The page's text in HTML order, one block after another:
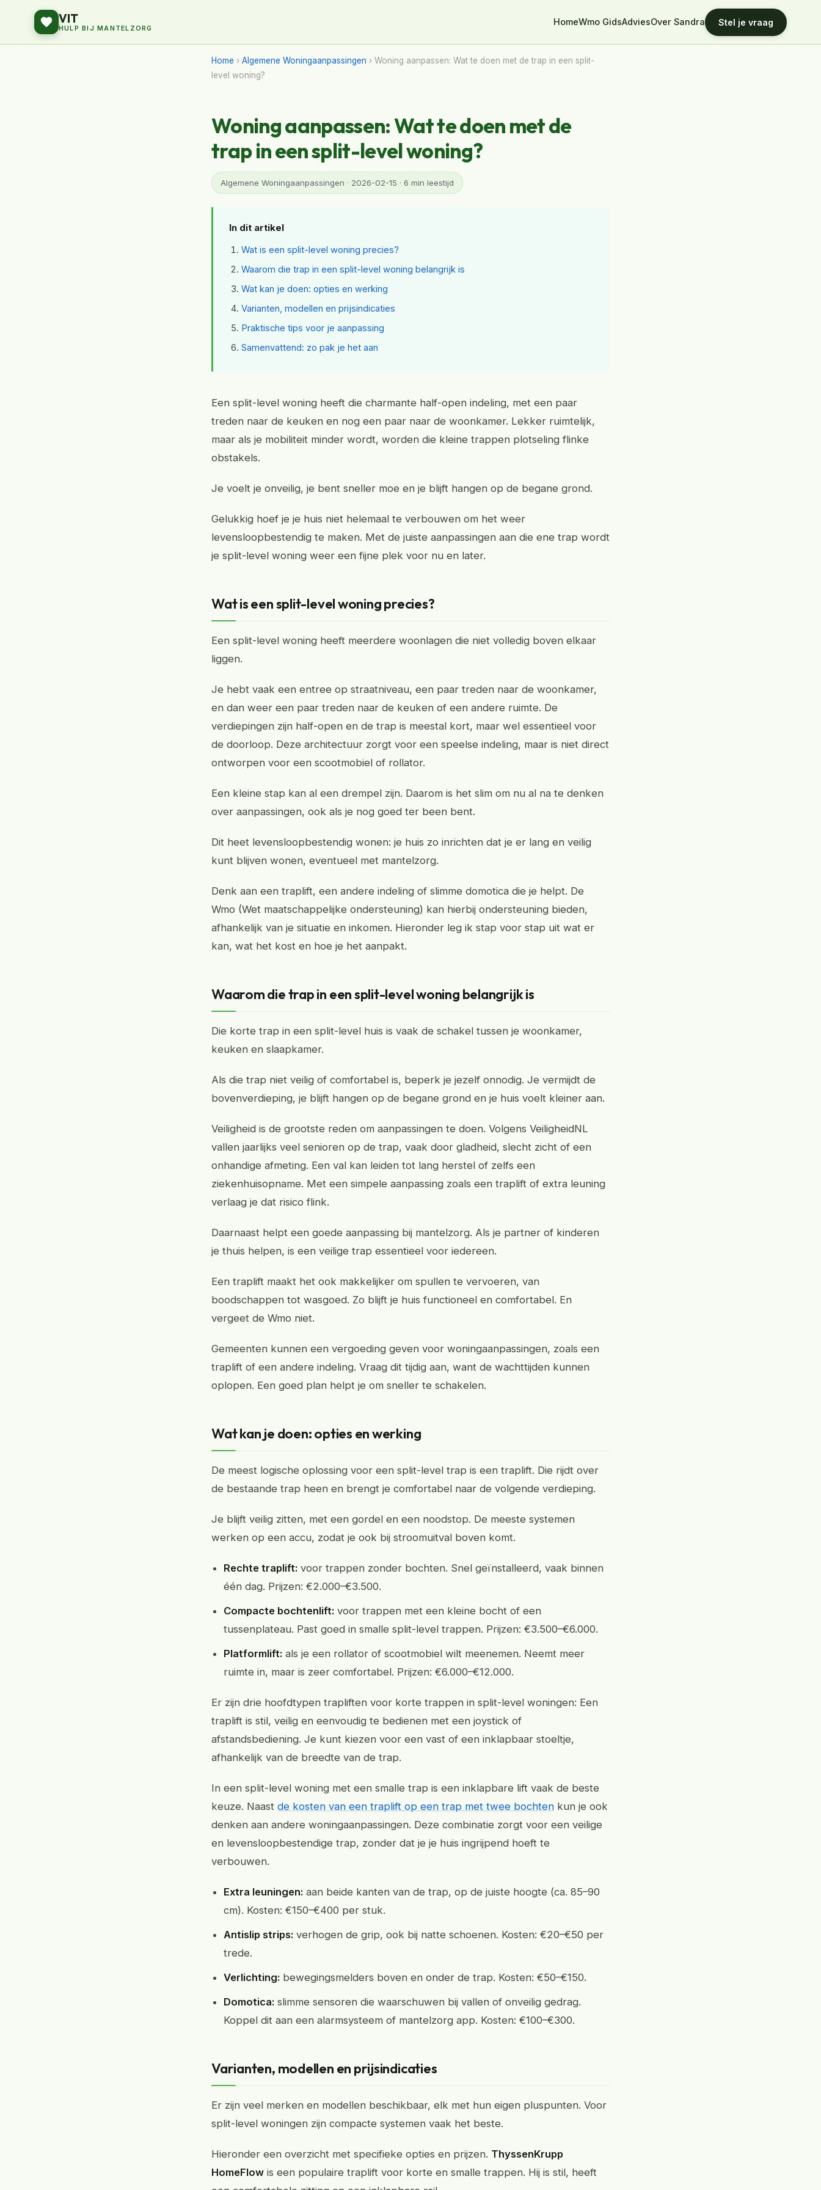
VIT
HULP BIJ MANTELZORG
HomeWmo GidsAdviesOver Sandra Stel je vraag
Home › Algemene Woningaanpassingen › Woning aanpassen: Wat te doen met de trap in een split-
level woning?
Woning aanpassen: Wat te doen met de
trap in een split-level woning?
Algemene Woningaanpassingen · 2026-02-15 · 6 min leestijd
In dit artikel
Wat is een split-level woning precies?
Waarom die trap in een split-level woning belangrijk is
Wat kan je doen: opties en werking
Varianten, modellen en prijsindicaties
Praktische tips voor je aanpassing
Samenvattend: zo pak je het aan
Een split-level woning heeft die charmante half-open indeling, met een paar
treden naar de keuken en nog een paar naar de woonkamer. Lekker ruimtelijk,
maar als je mobiliteit minder wordt, worden die kleine trappen plotseling flinke
obstakels.
Je voelt je onveilig, je bent sneller moe en je blijft hangen op de begane grond.
Gelukkig hoef je je huis niet helemaal te verbouwen om het weer
levensloopbestendig te maken. Met de juiste aanpassingen aan die ene trap wordt
je split-level woning weer een fijne plek voor nu en later.
Wat is een split-level woning precies?
Een split-level woning heeft meerdere woonlagen die niet volledig boven elkaar
liggen.
Je hebt vaak een entree op straatniveau, een paar treden naar de woonkamer,
en dan weer een paar treden naar de keuken of een andere ruimte. De
verdiepingen zijn half-open en de trap is meestal kort, maar wel essentieel voor
de doorloop. Deze architectuur zorgt voor een speelse indeling, maar is niet direct
ontworpen voor een scootmobiel of rollator.
Een kleine stap kan al een drempel zijn. Daarom is het slim om nu al na te denken
over aanpassingen, ook als je nog goed ter been bent.
Dit heet levensloopbestendig wonen: je huis zo inrichten dat je er lang en veilig
kunt blijven wonen, eventueel met mantelzorg.
Denk aan een traplift, een andere indeling of slimme domotica die je helpt. De
Wmo (Wet maatschappelijke ondersteuning) kan hierbij ondersteuning bieden,
afhankelijk van je situatie en inkomen. Hieronder leg ik stap voor stap uit wat er
kan, wat het kost en hoe je het aanpakt.
Waarom die trap in een split-level woning belangrijk is
Die korte trap in een split-level huis is vaak de schakel tussen je woonkamer,
keuken en slaapkamer.
Als die trap niet veilig of comfortabel is, beperk je jezelf onnodig. Je vermijdt de
bovenverdieping, je blijft hangen op de begane grond en je huis voelt kleiner aan.
Veiligheid is de grootste reden om aanpassingen te doen. Volgens VeiligheidNL
vallen jaarlijks veel senioren op de trap, vaak door gladheid, slecht zicht of een
onhandige afmeting. Een val kan leiden tot lang herstel of zelfs een
ziekenhuisopname. Met een simpele aanpassing zoals een traplift of extra leuning
verlaag je dat risico flink.
Daarnaast helpt een goede aanpassing bij mantelzorg. Als je partner of kinderen
je thuis helpen, is een veilige trap essentieel voor iedereen.
Een traplift maakt het ook makkelijker om spullen te vervoeren, van
boodschappen tot wasgoed. Zo blijft je huis functioneel en comfortabel. En
vergeet de Wmo niet.
Gemeenten kunnen een vergoeding geven voor woningaanpassingen, zoals een
traplift of een andere indeling. Vraag dit tijdig aan, want de wachttijden kunnen
oplopen. Een goed plan helpt je om sneller te schakelen.
Wat kan je doen: opties en werking
De meest logische oplossing voor een split-level trap is een traplift. Die rijdt over
de bestaande trap heen en brengt je comfortabel naar de volgende verdieping.
Je blijft veilig zitten, met een gordel en een noodstop. De meeste systemen
werken op een accu, zodat je ook bij stroomuitval boven komt.
Rechte traplift: voor trappen zonder bochten. Snel geïnstalleerd, vaak binnen
één dag. Prijzen: €2.000–€3.500.
Compacte bochtenlift: voor trappen met een kleine bocht of een
tussenplateau. Past goed in smalle split-level trappen. Prijzen: €3.500–€6.000.
Platformlift: als je een rollator of scootmobiel wilt meenemen. Neemt meer
ruimte in, maar is zeer comfortabel. Prijzen: €6.000–€12.000.
Er zijn drie hoofdtypen trapliften voor korte trappen in split-level woningen: Een
traplift is stil, veilig en eenvoudig te bedienen met een joystick of
afstandsbediening. Je kunt kiezen voor een vast of een inklapbaar stoeltje,
afhankelijk van de breedte van de trap.
In een split-level woning met een smalle trap is een inklapbare lift vaak de beste
keuze. Naast de kosten van een traplift op een trap met twee bochten kun je ook
denken aan andere woningaanpassingen. Deze combinatie zorgt voor een veilige
en levensloopbestendige trap, zonder dat je je huis ingrijpend hoeft te
verbouwen.
Extra leuningen: aan beide kanten van de trap, op de juiste hoogte (ca. 85–90
cm). Kosten: €150–€400 per stuk.
Antislip strips: verhogen de grip, ook bij natte schoenen. Kosten: €20–€50 per
trede.
Verlichting: bewegingsmelders boven en onder de trap. Kosten: €50–€150.
Domotica: slimme sensoren die waarschuwen bij vallen of onveilig gedrag.
Koppel dit aan een alarmsysteem of mantelzorg app. Kosten: €100–€300.
Varianten, modellen en prijsindicaties
Er zijn veel merken en modellen beschikbaar, elk met hun eigen pluspunten. Voor
split-level woningen zijn compacte systemen vaak het beste.
Hieronder een overzicht met specifieke opties en prijzen. ThyssenKrupp
HomeFlow is een populaire traplift voor korte en smalle trappen. Hij is stil, heeft